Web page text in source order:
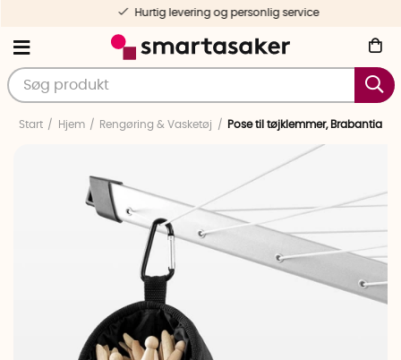
Hurtig levering og personlig service
Start Hjem Rengøring & Vasketøj Pose til tøjklemmer, Brabantia